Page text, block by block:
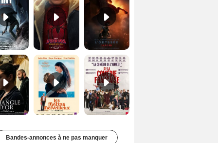
Le Triangle d'or Bande-annonce VF De la Comédie-Française Teaser VF
Bandes-annonces à ne pas manquer